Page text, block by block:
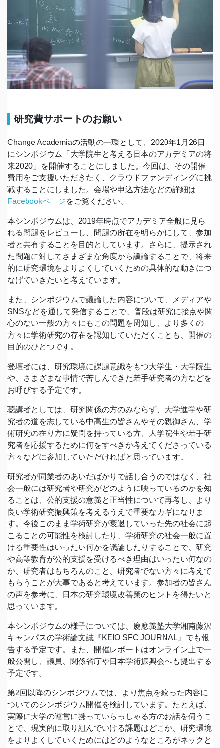
研究費サポートのお願い
Change Academiaの活動の一環として、2020年1月26日
にシンポジウム「大学院生と考える日本のアカデミアの将
来2020」を開催することにしました。今回は、その開催
費用をご支援いただきたく、クラウドファンディングに挑
戦することにしました。会場や申込方法などの詳細は
Facebookページをご覧ください。
本シンポジウムは、2019年時点でアカデミア全般に見ら
れる問題をレビューし、問題の所在を明らかにして、参加
者と共有することを目的としています。さらに、提示され
た問題に対してさまざまな角度から議論することで、将来
的に研究環境をよりよくしていくための具体的な動きにつ
なげていきたいと考えています。
また、シンポジウムで議論した内容について、メディアや
SNSなどを通して発信することで、普段は研究に接点や関
心のない一般の方々にもこの問題を周知し、より多くの
方々に学術研究の存在を認知していただくことも、開催の
目的のひとつです。
登壇者には、研究環境に課題意識をもつ大学生・大学院生
や、さまざまな事情で苦しんできた若手研究者の方などを
お呼びする予定です。
聴講者としては、研究関係の方のみならず、大学進学や研
究者の道を志している中高生の皆さんやその親御さん、学
術研究の在り方に疑問を持っている方、大学院生や若手研
究者を応援するために何をすべきか考えてくださっている
方々などに参加していただければと思っています。
研究者が同業者のあいだばかりで話し合うのではなく、社
会一般には研究者や研究がどのように映っているのかを知
ることは、公的支援の意義と正当性について再考し、より
良い学術研究振興策を考えるうえで重要なカギになりま
す。今後このまま学術研究が衰退していった先の社会に起
こることの可能性を検討したり、学術研究の社会一般に置
ける重要性はいったい何かを議論したりすることで、研究
や高等教育が公的支援を受けるべき理由はいったい何なの
か、研究者はもちろんのこと、研究者でない方々に考えて
もらうことが大事であると考えています。参加者の皆さん
の声を参考に、日本の研究環境改善策のヒントを得たいと
思っています。
本シンポジウムの様子については、慶應義塾大学湘南藤沢
キャンパスの学術論文誌『KEIO SFC JOURNAL』でも報
告する予定です。また、開催レポートはオンライン上で一
般公開し、議員、関係省庁や日本学術振興会へも提出する
予定です。
第2回以降のシンポジウムでは、より焦点を絞った内容に
ついてのシンポジウム開催を検討しています。たとえば、
実際に大学の運営に携っていらっしゃる方のお話を伺うこ
とで、現実的に取り組んでいける課題はどこか、研究環境
をよりよくしていくためにはどのようなところがネックと